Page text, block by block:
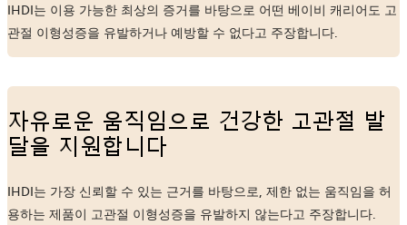
IHDI는 이용 가능한 최상의 증거를 바탕으로 어떤 베이비 캐리어도 고
관절 이형성증을 유발하거나 예방할 수 없다고 주장합니다.
자유로운 움직임으로 건강한 고관절 발
달을 지원합니다
IHDI는 가장 신뢰할 수 있는 근거를 바탕으로, 제한 없는 움직임을 허
용하는 제품이 고관절 이형성증을 유발하지 않는다고 주장합니다.